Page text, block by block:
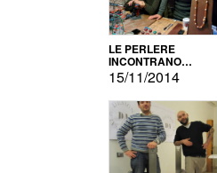
LE PERLERE
INCONTRANO
L'AUTOPRODUZIONE
15/11/2014